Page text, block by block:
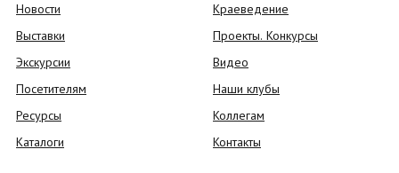
Новости
Выставки
Экскурсии
Посетителям
Ресурсы
Каталоги
Краеведение
Проекты. Конкурсы
Видео
Наши клубы
Коллегам
Контакты